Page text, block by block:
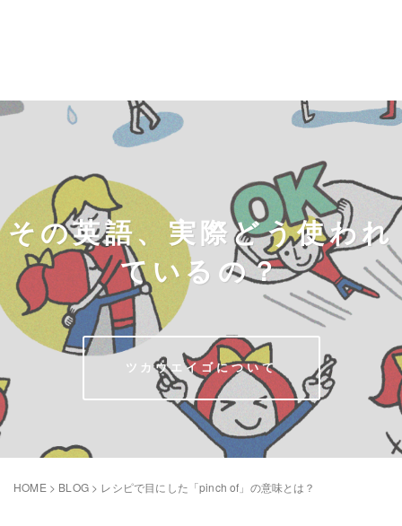
その英語、実際どう使われ
ているの？
ツカウエイゴについて
HOME > BLOG> レシピで目にした「pinch of」の意味とは？